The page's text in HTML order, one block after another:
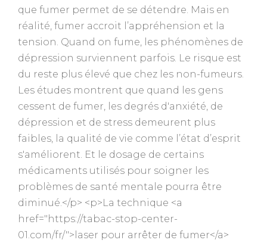
que fumer permet de se détendre. Mais en
réalité, fumer accroit l’appréhension et la
tension. Quand on fume, les phénomènes de
dépression surviennent parfois. Le risque est
du reste plus élevé que chez les non-fumeurs.
Les études montrent que quand les gens
cessent de fumer, les degrés d'anxiété, de
dépression et de stress demeurent plus
faibles, la qualité de vie comme l’état d’esprit
s'améliorent. Et le dosage de certains
médicaments utilisés pour soigner les
problèmes de santé mentale pourra être
diminué.</p> <p>La technique <a
href="https://tabac-stop-center-
01.com/fr/">laser pour arrêter de fumer</a>